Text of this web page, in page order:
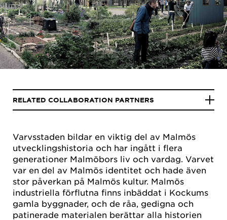
Varvsstaden bildar en viktig del av Malmös
utvecklingshistoria och har ingått i flera
generationer Malmöbors liv och vardag. Varvet
var en del av Malmös identitet och hade även
stor påverkan på Malmös kultur. Malmös
industriella förflutna finns inbäddat i Kockums
gamla byggnader, och de råa, gedigna och
patinerade materialen berättar alla historien
RELATED COLLABORATION PARTNERS